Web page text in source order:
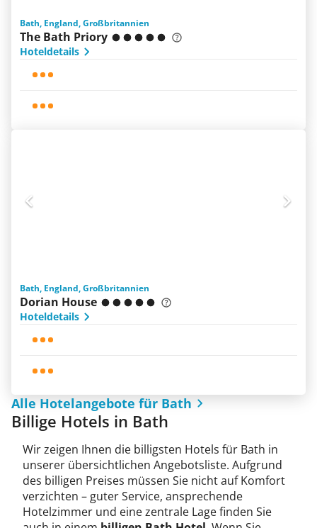
Bath, England, Großbritannien
The Bath Priory
Hoteldetails
Bath, England, Großbritannien
Dorian House
Hoteldetails
Alle Hotelangebote für Bath
Billige Hotels in Bath
Wir zeigen Ihnen die billigsten Hotels für Bath in
unserer übersichtlichen Angebotsliste. Aufgrund
des billigen Preises müssen Sie nicht auf Komfort
verzichten – guter Service, ansprechende
Hotelzimmer und eine zentrale Lage finden Sie